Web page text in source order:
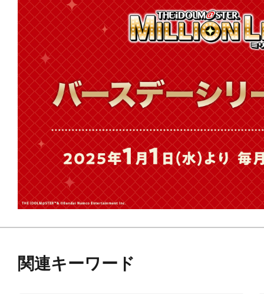
※こちらはコトブキヤショップ限定
※画像は開発中のイメージ画像です
す。
※オンラインショップは「アイドル
ヤ 特任プロデューサー就任キャン
関連キーワード